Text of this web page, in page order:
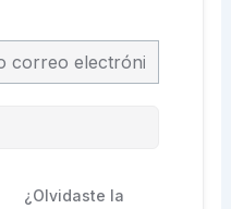
¿Olvidaste la